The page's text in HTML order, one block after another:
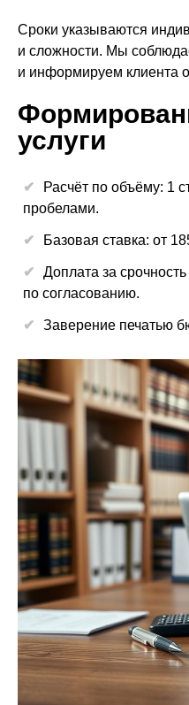
Сроки указываются
и сложности. Мы
и информируем клиента
услуги
Расчёт по объёму: 1
пробелами.
Базовая ставка: от
Доплата за
по согласованию.
Заверение печатью